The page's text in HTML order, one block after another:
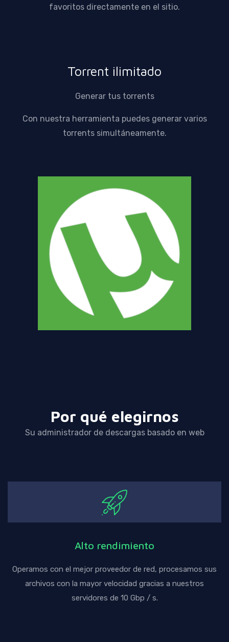
favoritos directamente en el sitio.
Torrent ilimitado
Generar tus torrents
Con nuestra herramienta puedes generar varios
torrents simultáneamente.
Por qué elegirnos
Su administrador de descargas basado en web
Alto rendimiento
Operamos con el mejor proveedor de red, procesamos sus
archivos con la mayor velocidad gracias a nuestros
servidores de 10 Gbp / s.